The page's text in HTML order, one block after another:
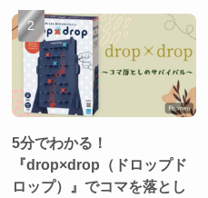
5分でわかる！
『drop×drop（ドロップド
ロップ）』でコマを落とし